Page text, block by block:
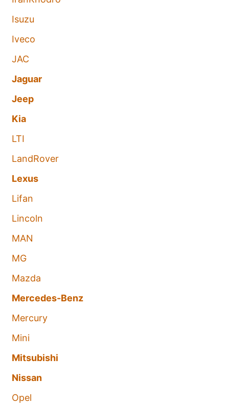
Isuzu
Iveco
JAC
Jaguar
Jeep
Kia
LTI
LandRover
Lexus
Lifan
Lincoln
MAN
MG
Mazda
Mercedes-Benz
Mercury
Mini
Mitsubishi
Nissan
Opel